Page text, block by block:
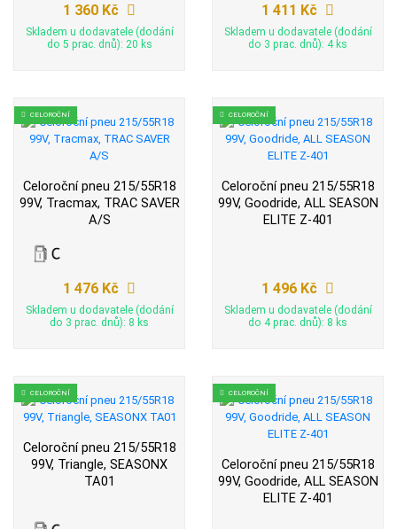
1 360 Kč
Skladem u dodavatele (dodání
do 5 prac. dnů): 20 ks
1 411 Kč
Skladem u dodavatele (dodání
do 3 prac. dnů): 4 ks
CELOROČNÍ
Celoroční pneu 215/55R18
99V, Tracmax, TRAC SAVER
A/S
1 476 Kč
Skladem u dodavatele (dodání
do 3 prac. dnů): 8 ks
CELOROČNÍ
Celoroční pneu 215/55R18
99V, Goodride, ALL SEASON
ELITE Z-401
1 496 Kč
Skladem u dodavatele (dodání
do 4 prac. dnů): 8 ks
CELOROČNÍ
Celoroční pneu 215/55R18
99V, Triangle, SEASONX
TA01
CELOROČNÍ
Celoroční pneu 215/55R18
99V, Goodride, ALL SEASON
ELITE Z-401